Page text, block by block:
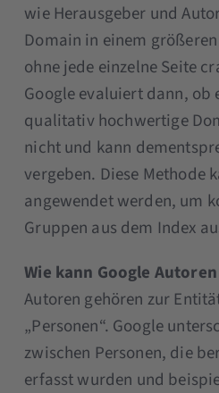
wie Herausgeber und
Domain in einem
ohne jede einzelne Seite
Google evaluiert dann, ob
qualitativ hochwertige
nicht und kann
vergeben. Diese Methode
angewendet werden, um
Gruppen aus dem Index
Wie kann Google
Autoren gehören zur
„Personen“. Google
zwischen Personen, die
erfasst wurden und